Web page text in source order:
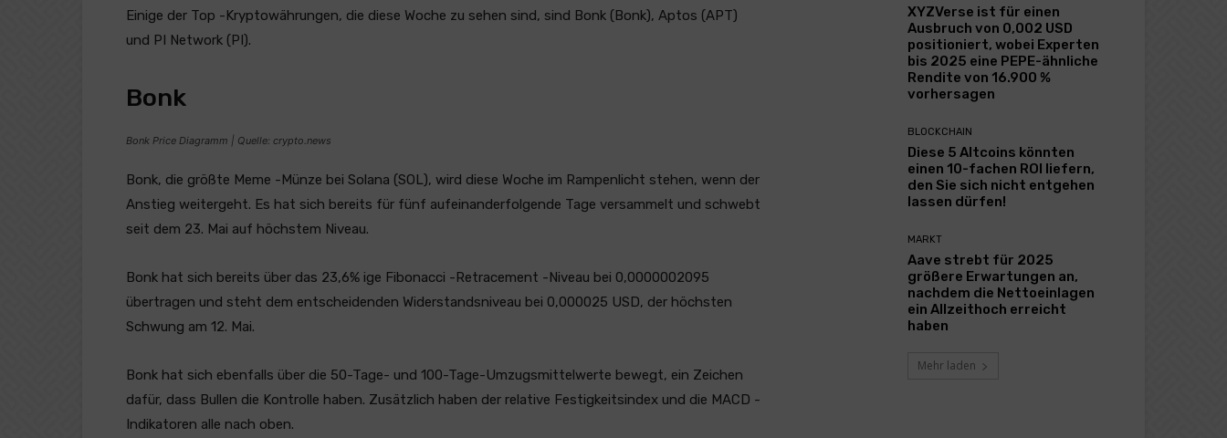
Einige der Top -Kryptowährungen, die diese Woche zu sehen sind, sind Bonk (Bonk), Aptos (APT)
und PI Network (PI).
Bonk
Bonk Price Diagramm | Quelle: crypto.news
Bonk, die größte Meme -Münze bei Solana (SOL), wird diese Woche im Rampenlicht stehen, wenn der
Anstieg weitergeht. Es hat sich bereits für fünf aufeinanderfolgende Tage versammelt und schwebt
seit dem 23. Mai auf höchstem Niveau.
Bonk hat sich bereits über das 23,6% ige Fibonacci -Retracement -Niveau bei 0,0000002095
übertragen und steht dem entscheidenden Widerstandsniveau bei 0,000025 USD, der höchsten
Schwung am 12. Mai.
Bonk hat sich ebenfalls über die 50-Tage- und 100-Tage-Umzugsmittelwerte bewegt, ein Zeichen
dafür, dass Bullen die Kontrolle haben. Zusätzlich haben der relative Festigkeitsindex und die MACD -
Indikatoren alle nach oben.
XYZVerse ist für einen
Ausbruch von 0,002 USD
positioniert, wobei Experten
bis 2025 eine PEPE-ähnliche
Rendite von 16.900 %
vorhersagen
BLOCKCHAIN
Diese 5 Altcoins könnten
einen 10-fachen ROI liefern,
den Sie sich nicht entgehen
lassen dürfen!
MARKT
Aave strebt für 2025
größere Erwartungen an,
nachdem die Nettoeinlagen
ein Allzeithoch erreicht
haben
Mehr laden